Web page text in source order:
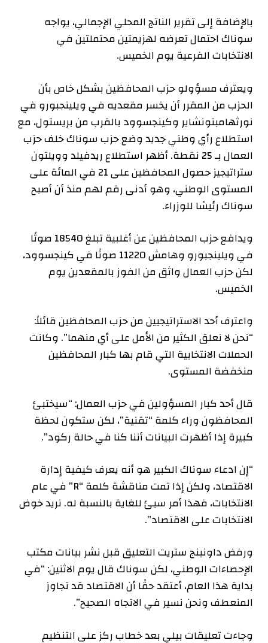
بالإضافة إلى تقرير الناتج المحلي الإجمالي، يواجه
سوناك احتمال تعرضه لهزيمتين محتملتين في
الانتخابات الفرعية يوم الخميس.
ويعترف مسؤولو حزب المحافظين بشكل خاص بأن
الحزب من المقرر أن يخسر مقعديه في ويلينجبورو في
نورثهامبتونشاير وكينجسوود بالقرب من بريستول، مع
استطلاع رأي وطني جديد وضع حزب سوناك خلف حزب
العمال بـ 25 نقطة. أظهر استطلاع ريدفيلد وويلتون
ستراتيجيز حصول المحافظين على 21 في المائة على
المستوى الوطني، وهو أدنى رقم لهم منذ أن أصبح
سوناك رئيسًا للوزراء.
ويدافع حزب المحافظين عن أغلبية تبلغ 18540 صوتًا
في ويلينجبورو وهامش 11220 صوتًا في كينجسوود،
لكن حزب العمال واثق من الفوز بالمقعدين يوم
الخميس.
واعترف أحد الاستراتيجيين من حزب المحافظين قائلاً:
“نحن لا نعلق الكثير من الأمل على أي منهما”. وكانت
الحملات الانتخابية التي قام بها كبار المحافظين
منخفضة المستوى.
قال أحد كبار المسؤولين في حزب العمال: “سيختبئ
المحافظون وراء كلمة “تقنية”، لكن ستكون لحظة
كبيرة إذا أظهرت البيانات أننا كنا في حالة ركود”.
“إن ادعاء سوناك الكبير هو أنه يعرف كيفية إدارة
الاقتصاد، ولكن إذا تمت مناقشة كلمة “R” في عام
الانتخابات، فهذا أمر سيئ للغاية بالنسبة له. نريد خوض
الانتخابات على الاقتصاد”.
ورفض داونينج ستريت التعليق قبل نشر بيانات مكتب
الإحصاءات الوطني، لكن سوناك قال يوم الاثنين: “في
بداية هذا العام، أعتقد حقًا أن الاقتصاد قد تجاوز
المنعطف ونحن نسير في الاتجاه الصحيح”.
وجاءت تعليقات بيلي بعد خطاب ركز على التنظيم